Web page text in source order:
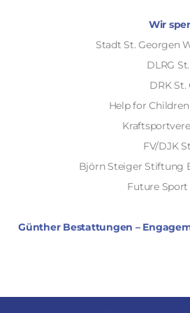
Wir
Stadt St. Georgen
DLRG
DRK
Help for
FV/DJK
Björn Steiger Stiftung
Future
Günther Bestattungen –